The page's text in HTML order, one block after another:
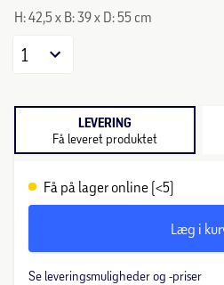
H: 42,5 x B: 39 x D: 55 cm
1
LEVERING
Få leveret produktet
Få på lager online (<5)
Læg i
Se leveringsmuligheder og -priser